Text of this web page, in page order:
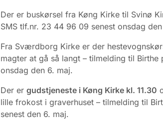
Der er buskørsel fra Køng Kirke til Svinø
SMS tlf.nr. 23 44 96 09 senest onsdag
Fra Sværdborg Kirke er der
magter at gå så langt – tilmelding til
onsdag den 6. maj.
Der er gudstjeneste i Køng Kirke kl. 11.30
lille frokost i graverhuset – tilmelding til
senest den 6. maj.